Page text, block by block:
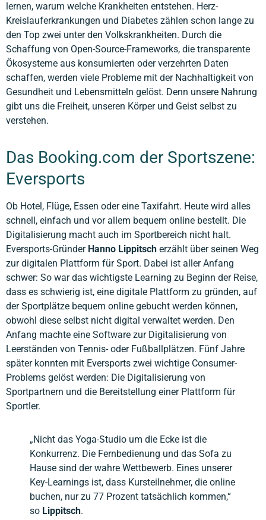
lernen, warum welche Krankheiten entstehen. Herz-
Kreislauferkrankungen und Diabetes zählen schon lange zu
den Top zwei unter den Volkskrankheiten. Durch die
Schaffung von Open-Source-Frameworks, die transparente
Ökosysteme aus konsumierten oder verzehrten Daten
schaffen, werden viele Probleme mit der Nachhaltigkeit von
Gesundheit und Lebensmitteln gelöst. Denn unsere Nahrung
gibt uns die Freiheit, unseren Körper und Geist selbst zu
verstehen.
Das Booking.com der Sportszene:
Eversports
Ob Hotel, Flüge, Essen oder eine Taxifahrt. Heute wird alles
schnell, einfach und vor allem bequem online bestellt. Die
Digitalisierung macht auch im Sportbereich nicht halt.
Eversports-Gründer Hanno Lippitsch erzählt über seinen Weg
zur digitalen Plattform für Sport. Dabei ist aller Anfang
schwer: So war das wichtigste Learning zu Beginn der Reise,
dass es schwierig ist, eine digitale Plattform zu gründen, auf
der Sportplätze bequem online gebucht werden können,
obwohl diese selbst nicht digital verwaltet werden. Den
Anfang machte eine Software zur Digitalisierung von
Leerständen von Tennis- oder Fußballplätzen. Fünf Jahre
später konnten mit Eversports zwei wichtige Consumer-
Problems gelöst werden: Die Digitalisierung von
Sportpartnern und die Bereitstellung einer Plattform für
Sportler.
„Nicht das Yoga-Studio um die Ecke ist die
Konkurrenz. Die Fernbedienung und das Sofa zu
Hause sind der wahre Wettbewerb. Eines unserer
Key-Learnings ist, dass Kursteilnehmer, die online
buchen, nur zu 77 Prozent tatsächlich kommen,“
so Lippitsch.